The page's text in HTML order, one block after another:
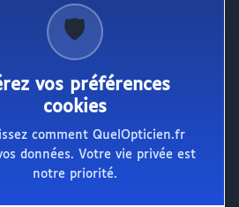
🛡️
vos préférences
cookies
comment QuelOpticien.fr
données. Votre vie privée est
notre priorité.